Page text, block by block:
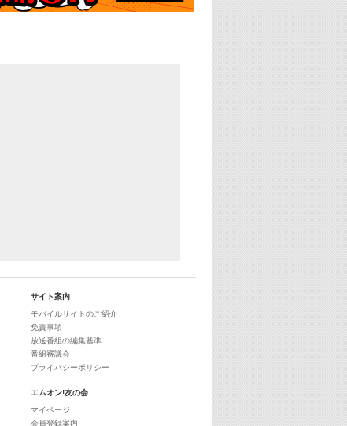
23:00
サイト案内
モバイルサイトのご紹介
免責事項
放送番組の編集基準
番組審議会
プライバシーポリシー
エムオン!友の会
マイページ
会員登録案内